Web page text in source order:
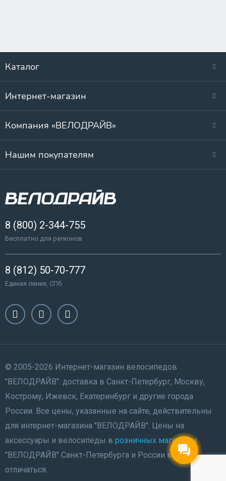
Каталог
Интернет-магазин
Компания «ВЕЛОДРАЙВ»
Нашим покупателям
8 (800) 2-344-755
Бесплатно для регионов
8 (812) 50-70-777
Единая линия, СПб.
© 2005-2026 Интернет-магазин велосипедов
"ВЕЛОДРАЙВ": доставка в Санкт-Петербург, Москву,
Кострому, Ижевск, Екатеринбург и другие города
России. Все цены, указанные на сайте, действительны
для интернет-магазина "ВЕЛОДРАЙВ". Цены на
аксессуары и велосипеды в розничных магазинах
"ВЕЛОДРАЙВ" Санкт-Петербурга и России могут
отличаться.